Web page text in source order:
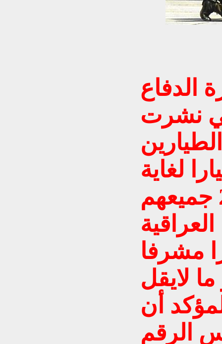
الدفاع
نشرت
(182) طيارا لغاية
شباط من عام 2006 جميعهم
مشرفا
لايقل
المؤكد أن
الرقم